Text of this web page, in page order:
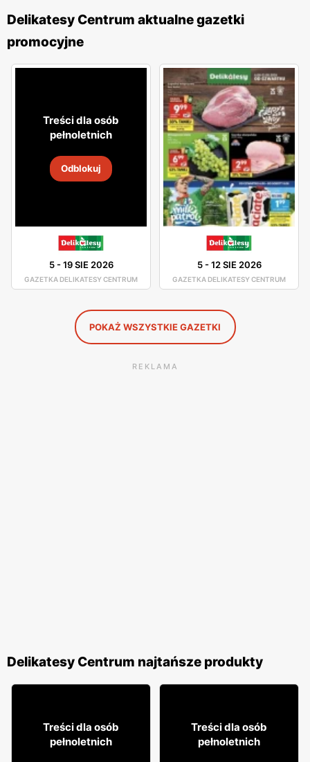
rzeczowym podejściem do klienta oraz korzystają ze
sprawdzonych dostawców, a personelowi nie schodzi
uśmiech z twarzy, dzięki czemu w sklepie panuje miła
atmosfera. Asortyment sklepu jest dobrze rozmieszczony,
toteż nie będziesz miał problemu z odszukaniem
potrzebnego dla Ciebie produktu.
W asortymencie dostępne są artykuły spożywcze oraz
chemia gospodarcza od pewnych producentów, którzy
gwarantują Ci dobrą jakość swoich produktów. Świeże
chrupiące pieczywo, smaczne owoce i warzywa, wyborne
mięsa oraz ryby - to wszystko znajdziesz w Delikatesach
Centrum. Duża ilość tych sklepów sprawia, że nawet nie
musisz wsiadać w samochód, by pójść na zakupy, gdyż
jest ogromne prawdopodobieństwo, że sklep Delikatesy
Centrum znajduje się w niedalekiej odległości od Ciebie.
Delikatesy Centrum aktualne gazetki
promocyjne
Treści dla osób
pełnoletnich
Odblokuj
5-19 SIE 2026
GAZETKA DELIKATESY CENTRUM
5-12 SIE 2026
GAZETKA DELIKATESY CENTRUM
POKAŻ WSZYSTKIE GAZETKI
REKLAMA
Delikatesy Centrum najtańsze produkty
31 99
Treści dla osób
pełnoletnich
5 79
Treści dla osób
pełnoletnich